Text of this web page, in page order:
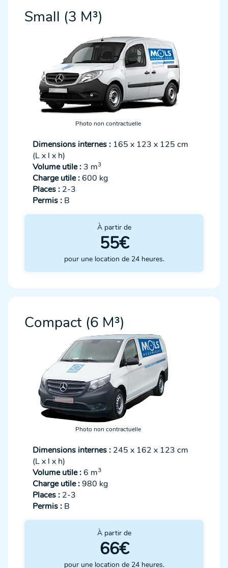
Small (3 M³)
Photo non contractuelle
Dimensions internes : 165 x 123 x 125 cm
(L x l x h)
Volume utile : 3 m3
Charge utile :600 kg
Places : 2-3
Permis : B
À partir de
55€
pour une location de 24 heures.
Compact (6 M³)
Photo non contractuelle
Dimensions internes : 245 x 162 x 123 cm
(L x l x h)
Volume utile :6 m3
Charge utile :980 kg
Places : 2-3
Permis : B
À partir de
66€
pour une location de 24 heures.